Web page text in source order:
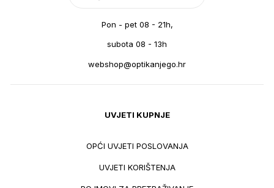
Pon - pet 08 - 21h,
subota 08 - 13h
webshop@optikanjego.hr
UVJETI KUPNJE
OPĆI UVJETI POSLOVANJA
UVJETI KORIŠTENJA